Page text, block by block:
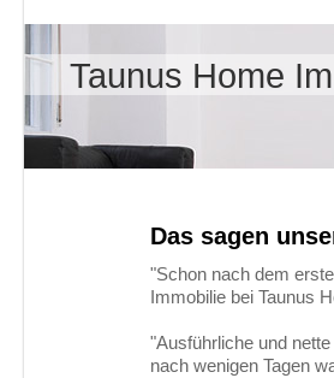
Taunus Home
Das sagen
"Schon nach dem
Immobilie bei Taunus
"Ausführliche und
nach wenigen Tagen